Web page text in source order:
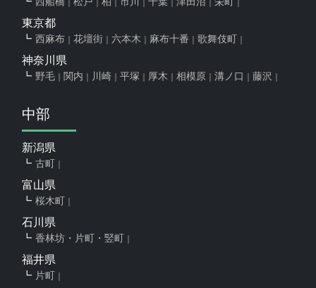
東京都
西麻布 花壇街 六本木 麻布十番 歌舞伎町
神奈川県
野毛 関内 川崎 平塚 厚木 相模原 溝ノ口 藤沢
中部
新潟県
古町
富山県
桜木町
石川県
香林坊・片町・竪町
福井県
片町